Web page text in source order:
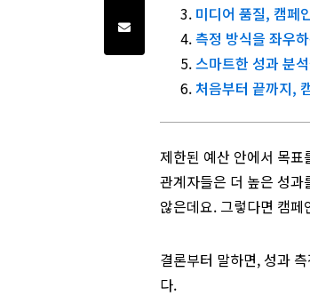
Share by e-mail미디어 품질, 캠페
측정 방식을 좌우
스마트한 성과 분
처음부터 끝까지,
제한된 예산 안에서 목
관계자들은 더 높은 성
않은데요. 그렇다면 캠
결론부터 말하면, 성과
다.